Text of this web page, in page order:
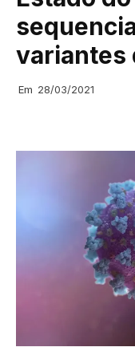
variantes
Em 28/03/2021